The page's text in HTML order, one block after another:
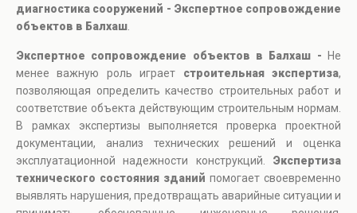
диагностика сооружений - Экспертное сопровождение
объектов в Балхаш
Экспертное сопровождение объектов в Балхаш -
Не
менее важную роль играет строительная экспертиза,
позволяющая определить качество строительных работ и
соответствие объекта действующим строительным нормам.
В рамках экспертизы выполняется проверка проектной
документации, анализ технических решений и оценка
эксплуатационной надежности конструкций. Экспертиза
технического состояния зданий помогает своевременно
выявлять нарушения, предотвращать аварийные ситуации и